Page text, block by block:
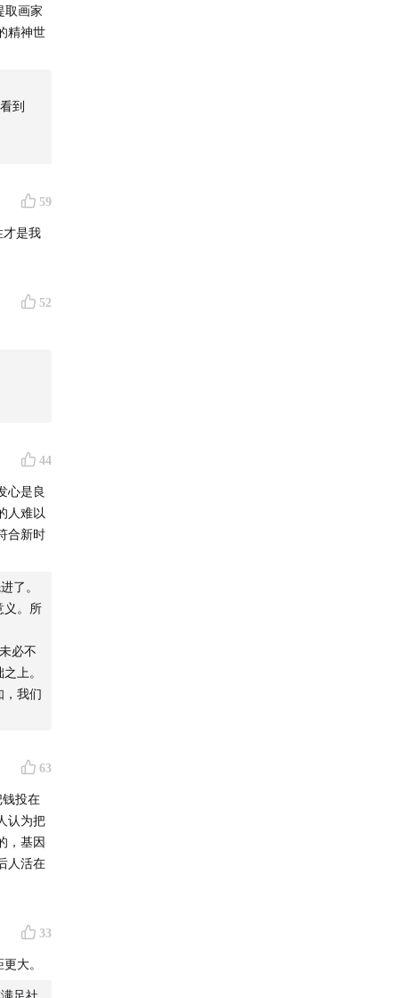
取画家
精神世
到
59
才是我
52
44
心是良
人难以
合新时
了。
义。所
必不
上。
，我们
63
投在
认为把
，基因
人活在
33
大。
足社